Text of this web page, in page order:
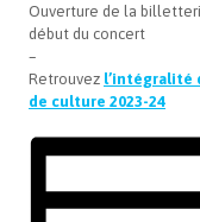
Ouverture de la
début du concert
–
Retrouvez l’intégralité
de culture 2023-24